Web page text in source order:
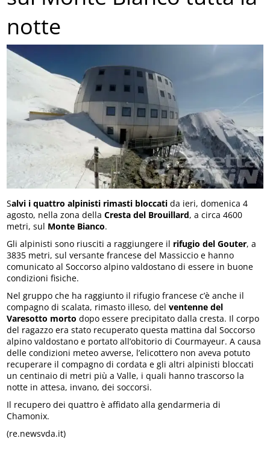
notte
Salvi i quattro alpinisti rimasti bloccati da ieri, domenica 4
agosto, nella zona dellaCresta del Brouillard, a circa 4600
metri, sul Monte Bianco.
Gli alpinisti sono riusciti a raggiungere il rifugio del Gouter, a
3835 metri, sul versante francese del Massiccio e hanno
comunicato al Soccorso alpino valdostano di essere in buone
condizioni fisiche.
Nel gruppo che ha raggiunto il rifugio francese c’è anche il
compagno di scalata, rimasto illeso, delventenne del
Varesotto morto dopo essere precipitato dalla cresta. Il corpo
del ragazzo era stato recuperato questa mattina dal Soccorso
alpino valdostano e portato all’obitorio di Courmayeur. A causa
delle condizioni meteo avverse, l’elicottero non aveva potuto
recuperare il compagno di cordata e gli altri alpinisti bloccati
un centinaio di metri più a Valle, i quali hanno trascorso la
notte in attesa, invano, dei soccorsi.
Il recupero dei quattro è affidato alla gendarmeria di
Chamonix.
(re.newsvda.it)